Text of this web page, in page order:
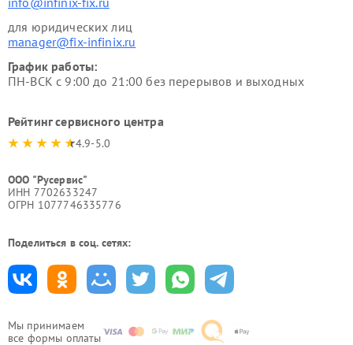
Мы принимаем
все формы оплаты
для юридических лиц
manager@fix-infinix.ru
График работы:
ПН-ВСК с 9:00 до 21:00 без перерывов и выходных
Рейтинг сервисного центра
4.9-5.0
ООО "Русервис"
ИНН 7702633247
ОГРН 1077746335776
Поделиться в соц. сетях: